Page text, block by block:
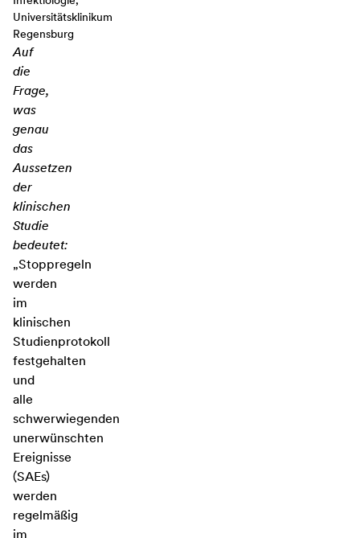
Universitätsklinikum
Regensburg
Auf
die
Frage,
was
genau
das
Aussetzen
der
klinischen
Studie
bedeutet:
„Stoppregeln
werden
im
klinischen
Studienprotokoll
festgehalten
und
alle
schwerwiegenden
unerwünschten
Ereignisse
(SAEs)
werden
regelmäßig
im